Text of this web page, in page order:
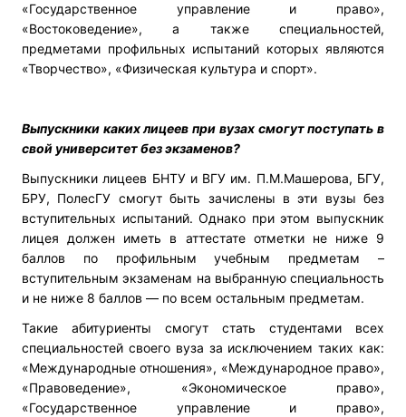
«Государственное управление и право»,
«Востоковедение», а также специальностей,
предметами профильных испытаний которых являются
«Творчество», «Физическая культура и спорт».
Выпускники каких лицеев при вузах смогут поступать в
свой университет без экзаменов?
Выпускники лицеев БНТУ и ВГУ им. П.М.Машерова, БГУ,
БРУ, ПолесГУ смогут быть зачислены в эти вузы без
вступительных испытаний. Однако при этом выпускник
лицея должен иметь в аттестате отметки не ниже 9
баллов по профильным учебным предметам –
вступительным экзаменам на выбранную специальность
и не ниже 8 баллов — по всем остальным предметам.
Такие абитуриенты смогут стать студентами всех
специальностей своего вуза за исключением таких как:
«Международные отношения», «Международное право»,
«Правоведение», «Экономическое право»,
«Государственное управление и право»,